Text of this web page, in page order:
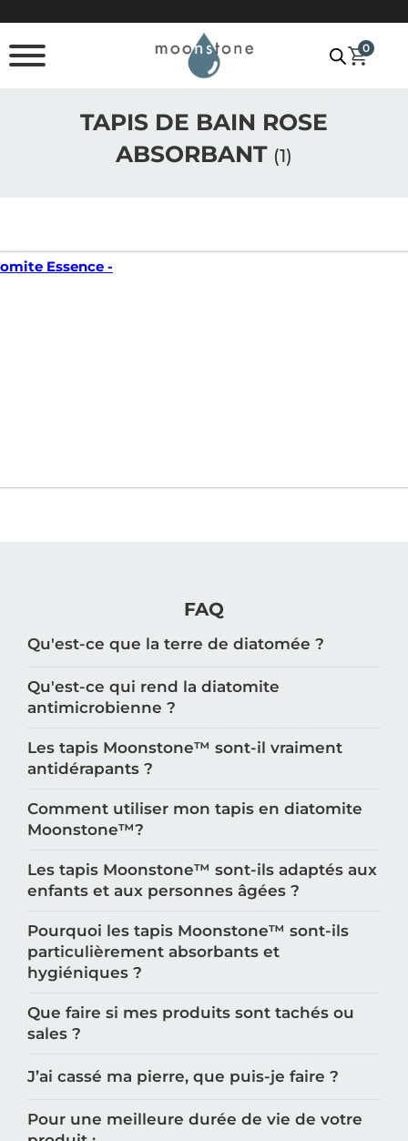
0
TAPIS DE BAIN ROSE
ABSORBANT (1)
Essence -
FAQ
Qu'est-ce que la terre de diatomée ?
Qu'est-ce qui rend la diatomite
antimicrobienne ?
Les tapis Moonstone™️ sont-il vraiment
antidérapants ?
Comment utiliser mon tapis en diatomite
Moonstone™️?
Les tapis Moonstone™️ sont-ils adaptés aux
enfants et aux personnes âgées ?
Pourquoi les tapis Moonstone™️ sont-ils
particulièrement absorbants et
hygiéniques ?
Que faire si mes produits sont tachés ou
sales ?
J’ai cassé ma pierre, que puis-je faire ?
Pour une meilleure durée de vie de votre